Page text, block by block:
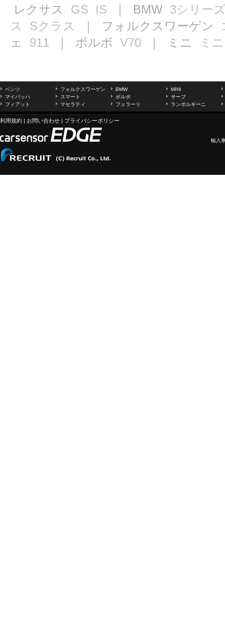
レクサス GS IS ｜ BMW 3シリー
ス
Sクラス ｜ フォルクスワーゲン
ェ 911 ｜ ボルボ V70 ｜ ミニ ミニ
ベンツ フォルクスワーゲン BMW
MINI
マイバッハ
スマート ボルボ
サーブ
フィアット
マセラティ フェラーリ ランボルギーニ
利用規約 | お問い合わせ | プライバシーポリシー
輸入